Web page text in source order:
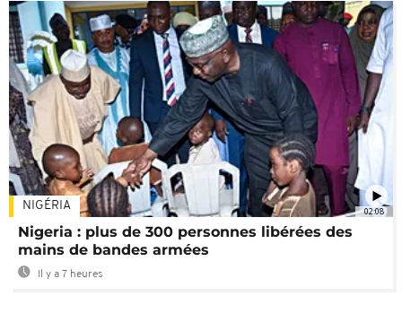
02:08
NIGÉRIA
Nigeria : plus de 300 personnes libérées des
mains de bandes armées
Il y a 7 heures